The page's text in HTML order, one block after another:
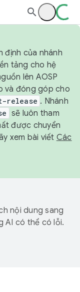
định của nhánh
tảng cho hệ
lên AOSP
và đóng góp cho
release . Nhánh
sẽ luôn tham
được chuyển
xem bài viết Các
nội dung sang
AI có thể có lỗi.